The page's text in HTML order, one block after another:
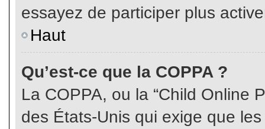
essayez de participer plus
Haut
Qu’est-ce que la COPPA ?
La COPPA, ou la “Child Online
des États-Unis qui exige que